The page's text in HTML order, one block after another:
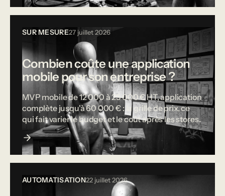
SUR MESURE27 juillet 2026
Combien coûte une application
mobile pour son entreprise ?
MVP mobile de 12 000 à 25 000 € HT, application
complète jusqu'à 60 000 € : la grille de prix, ce
qui fait varier le budget et le coût après les stores.
AUTOMATISATION22 juillet 2026